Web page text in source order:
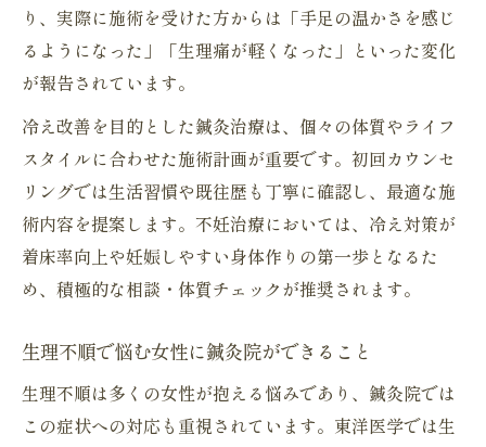
り、実際に施術を受けた方からは「手足の温かさを感じ
るようになった」「生理痛が軽くなった」といった変化
が報告されています。
冷え改善を目的とした鍼灸治療は、個々の体質やライフ
スタイルに合わせた施術計画が重要です。初回カウンセ
リングでは生活習慣や既往歴も丁寧に確認し、最適な施
術内容を提案します。不妊治療においては、冷え対策が
着床率向上や妊娠しやすい身体作りの第一歩となるた
め、積極的な相談・体質チェックが推奨されます。
生理不順で悩む女性に鍼灸院ができること
生理不順は多くの女性が抱える悩みであり、鍼灸院では
この症状への対応も重視されています。東洋医学では生